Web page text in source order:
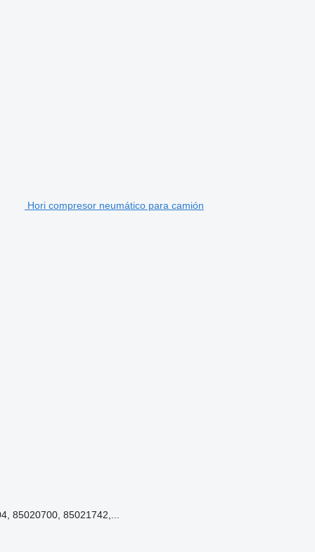
Hori compresor neumático para camión
85020700, 85021742,...